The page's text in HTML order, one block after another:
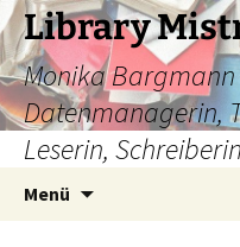
Zum
Inhalt
springen
Library
Monika
Datenmanagerin,
Leserin, Schreiberin
Menü